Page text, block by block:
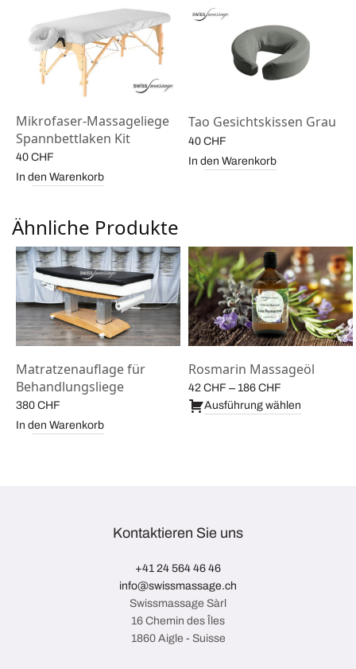
Mikrofaser-Massageliege
Spannbettlaken Kit
40 CHF
In den Warenkorb
Tao Gesichtskissen Grau
40 CHF
In den Warenkorb
Ähnliche Produkte
Matratzenauflage für
Behandlungsliege
380 CHF
In den Warenkorb
Rosmarin Massageöl
42 CHF – 186 CHF
42 CHF bis
Ausführung wählen
Kontaktieren Sie uns
+41 24 564 46 46
info@swissmassage.ch
Swissmassage Sàrl
16 Chemin des Îles
1860 Aigle - Suisse